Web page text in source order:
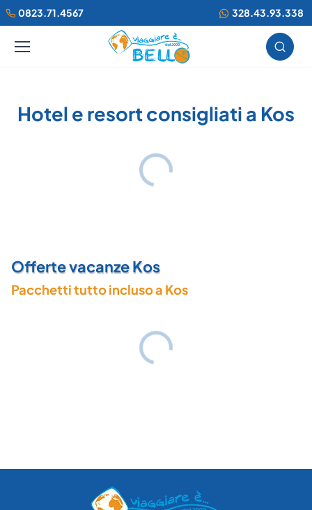
0823.71.4567 328.43.93.338
Hotel e resort consigliati a Kos
Offerte vacanze Kos
Pacchetti tutto incluso a Kos